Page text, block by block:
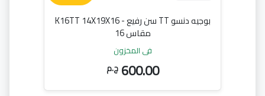
بوجيه دنسو TT سن رفيع - K16TT 14X19X16
مقاس 16
في المخزون
600.00 ج.م